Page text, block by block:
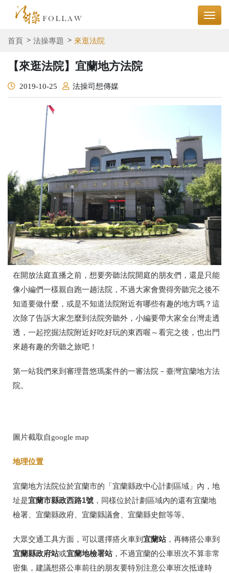
首頁 法操專題 來逛法院
【來逛法院】宜蘭地方法院
2019-10-25 法操司想傳媒
在開放法庭直播之前，想要旁聽法院開庭的朋友們，還是只能
像小編們一樣親自跑一趟法院，不過大家會覺得旁聽完之後不
知道要做什麼，或是不知道法院附近有哪些有趣的地方嗎？這
次除了告訴大家怎麼到法院旁聽外，小編要帶大家全台灣走透
透，一起挖掘法院附近好吃好玩的東西喔～看完之後，也出門
來趟有趣的旁聽之旅吧！
第一站我們來到審理普悠瑪案件的一審法院－臺灣宜蘭地方法
院。
圖片截取自google map
地理位置
宜蘭地方法院位於宜蘭市的「宜蘭縣政中心計劃區域」內，地
址是宜蘭市縣政西路1號 ，同樣位於計劃區域內的還有宜蘭地
檢署、宜蘭縣政府、宜蘭縣議會、宜蘭縣史館等等。
大眾交通工具方面，可以選擇搭火車到 宜蘭站，再轉搭公車到
宜蘭縣政府站或宜蘭地檢署站，不過宜蘭的公車班次不算非常
密集，建議想搭公車前往的朋友要特別注意公車班次抵達時